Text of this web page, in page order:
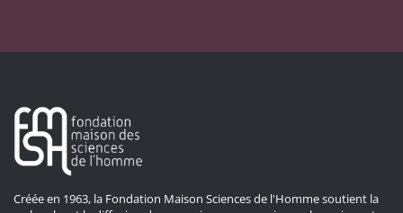
Créée en 1963, la Fondation Maison Sciences de l'Homme soutient la